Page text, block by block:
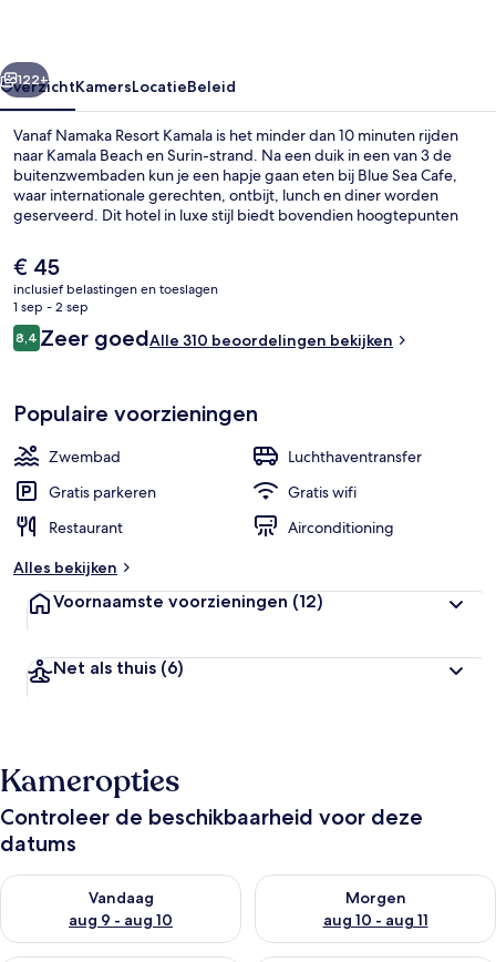
Volgende
122+
OverzichtKamersLocatieBeleid
Vanaf Namaka Resort Kamala is het minder dan 10 minuten rijden
naar Kamala Beach en Surin-strand. Na een duik in een van 3 de
buitenzwembaden kun je een hapje gaan eten bij Blue Sea Cafe,
waar internationale gerechten, ontbijt, lunch en diner worden
geserveerd. Dit hotel in luxe stijl biedt bovendien hoogtepunten
fitnesscentrum.
De
huidige
prijs
is
€ 45
€ 45
inclusief belastingen en toeslagen
1 sep - 2 sep
Beoordelingen
8,48,4 op 10 –
Zeer goedAlle 310 beoordelingen bekijken
Populaire voorzieningen
Zwembad
Luchthaventransfer
Gratis parkeren
Gratis wifi
Restaurant
Airconditioning
Alles bekijken
Voornaamste voorzieningen (12)
Net als thuis (6)
Kameropties
Controleer de beschikbaarheid voor deze
datums
Vandaag
aug 9 - aug 10
De beschikbaarheid controleren voor vanavond aug 9 - aug
Morgen
aug 10 - aug 11
De beschikbaarheid